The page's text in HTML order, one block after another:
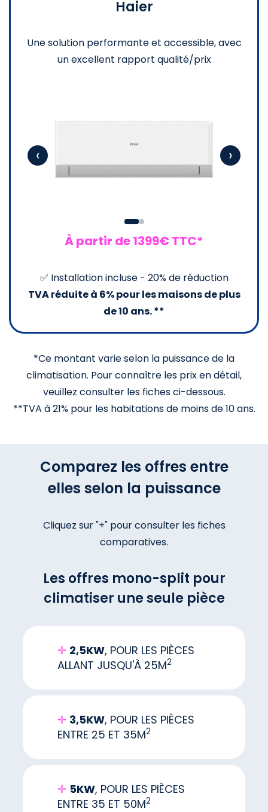
Haier
Une solution performante et accessible, avec
un excellent rapport qualité/prix
‹ ›
À partir de 1399€ TTC*
✅ Installation incluse - 20% de réduction
TVA réduite à 6% pour les maisons de plus
de 10 ans. **
*Ce montant varie selon la puissance de la
climatisation. Pour connaître les prix en détail,
veuillez consulter les fiches ci-dessous.
**TVA à 21% pour les habitations de moins de 10 ans.
Comparez les offres entre
elles selon la puissance
Cliquez sur "+" pour consulter les fiches
comparatives.
Les offres mono-split pour
climatiser une seule pièce
✛ 2,5KW, POUR LES PIÈCES
ALLANT JUSQU'À 25M2
✛ 3,5KW, POUR LES PIÈCES
ENTRE 25 ET 35M2
✛ 5KW, POUR LES PIÈCES
ENTRE 35 ET 50M2